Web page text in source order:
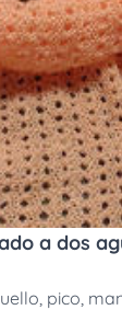
a dos
, pico,